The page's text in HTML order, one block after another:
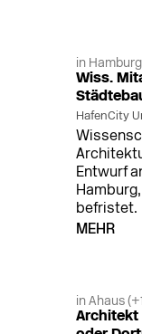
in Hamburg
Wiss.
HafenCity
Entwurf
befristet.
MEHR
in Ahaus
Architekt